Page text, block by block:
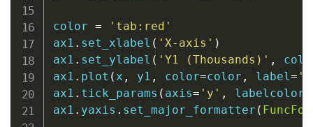
color =
'tab:red'
ax1 . set_xlabel ( 'X-axis' )
ax1 . set_ylabel ( 'Y1 (Thousands)' ,
ax1 . plot ( x , y1 , color=color , label =
ax1 . tick_params ( axis= 'y' , labelcolor
ax1 . yaxis . set_major_formatter (